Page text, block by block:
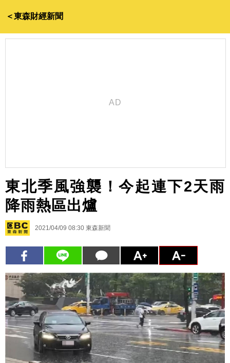
＜東森財經新聞
東北季風強襲！今起連下2天雨
降雨熱區出爐
2021/04/09 08:30 東森新聞